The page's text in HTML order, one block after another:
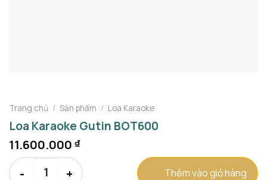
Trang chủ / Sản phẩm / Loa Karaoke
Loa Karaoke Gutin BOT600
11.600.000 ₫
Loa Karaoke Gutin BOT600 số lượng
Thêm vào giỏ hàng